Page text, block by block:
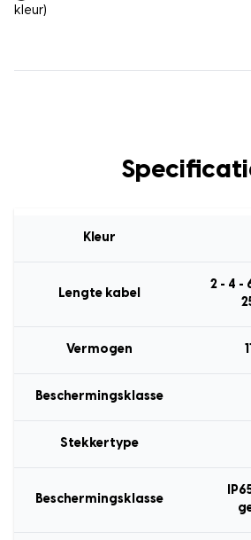
kleur)
Kleur
Lengte kabel
2 - 4 -
Vermogen
Beschermingsklasse
Stekkertype
Beschermingsklasse